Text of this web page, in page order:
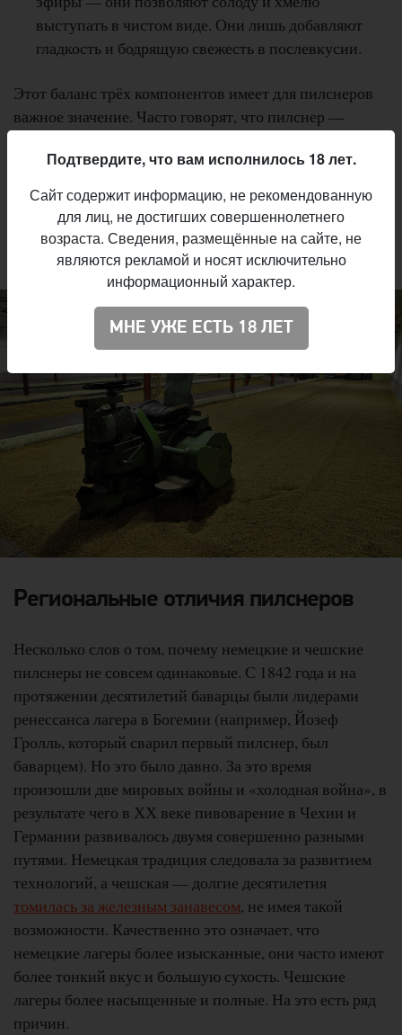
выступать в чистом виде. Они лишь добавляют
гладкость и бодрящую свежесть в послевкусии.
Этот баланс трёх компонентов имеет для пилснеров
важное значение. Часто говорят, что пилснер —
невозможно скрыть. Я думаю, что это не совсем так.
Пилснер — самый сложный стиль пива потому, что
каждый из его компонентов очень тонок, и когда вы
пытаетесь заставить их играть в гармонии, малейшая
нота сразу же заметна.
Региональные отличия пилснеров
Несколько слов о том, почему немецкие и чешские
пилснеры не совсем одинаковые. С 1842 года и на
протяжении десятилетий баварцы были лидерами
ренессанса лагера в Богемии (например, Йозеф
Гролль, который сварил первый пилснер, был
баварцем). Но это было давно. За это время
произошли две мировых войны и «холодная война», в
результате чего в ХХ веке пивоварение в Чехии и
Германии развивалось двумя совершенно разными
путями. Немецкая традиция следовала за развитием
технологий, а чешская — долгие десятилетия
томилась за железным занавесом, не имея такой
возможности. Качественно это означает, что
немецкие лагеры более изысканные, они часто имеют
более тонкий вкус и большую сухость. Чешские
лагеры более насыщенные и полные. На это есть ряд
причин.
Подтвердите, что вам исполнилось 18 лет.
Сайт содержит информацию, не рекомендованную
для лиц, не достигших совершеннолетнего
возраста. Сведения, размещённые на сайте, не
являются рекламой и носят исключительно
информационный характер.
МНЕ УЖЕ ЕСТЬ 18 ЛЕТ